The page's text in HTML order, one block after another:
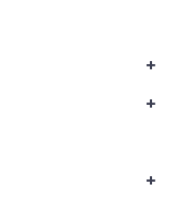
+
+
+